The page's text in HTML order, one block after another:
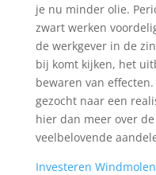
je nu minder olie.
zwart werken
de werkgever in de
bij komt kijken, het
bewaren van
gezocht naar een
hier dan meer over
veelbelovende
Investeren